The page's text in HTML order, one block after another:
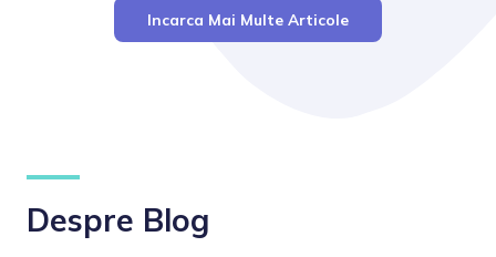
Incarca Mai Multe Articole
Despre Blog